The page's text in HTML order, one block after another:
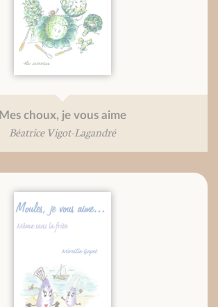
Mes choux, je vous aime
Béatrice Vigot-Lagandré